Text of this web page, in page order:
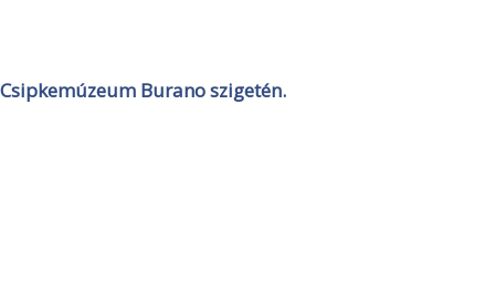
Csipkemúzeum Burano szigetén.